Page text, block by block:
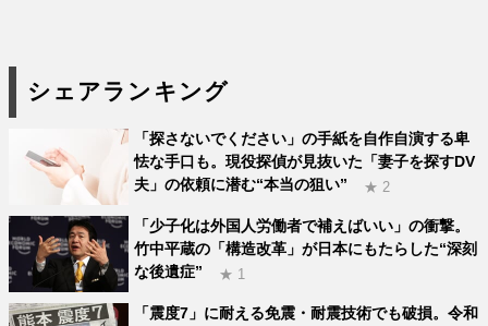
シェアランキング
「探さないでください」の手紙を自作自演する卑
怯な手口も。現役探偵が見抜いた「妻子を探すDV
夫」の依頼に潜む“本当の狙い”
★ 2
「少子化は外国人労働者で補えばいい」の衝撃。
竹中平蔵の「構造改革」が日本にもたらした“深刻
な後遺症”
★ 1
「震度7」に耐える免震・耐震技術でも破損。令和